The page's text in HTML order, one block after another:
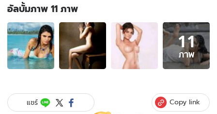
อัลบั้มภาพ 11 ภาพ
อัลบั้ม
ภาพ
11
ภาพ
ของ
ดารา
สาว
11
ภาพ
แชร์ Copy link